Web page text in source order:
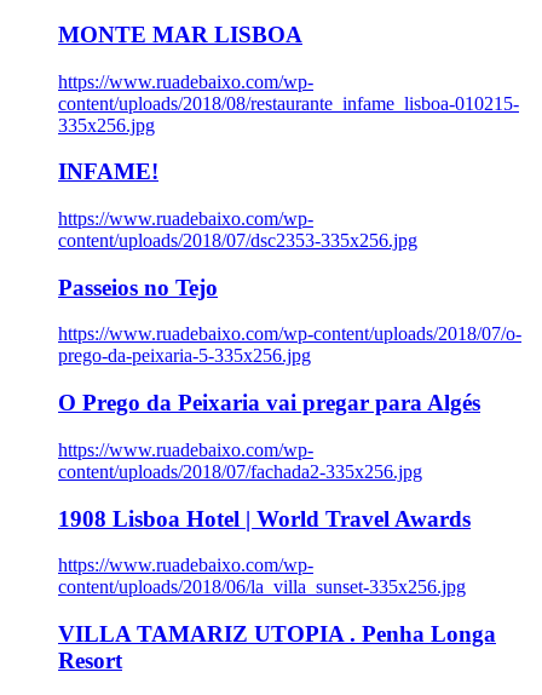
MONTE MAR LISBOA
https://www.ruadebaixo.com/wp-
content/uploads/2018/08/restaurante_infame_lisboa-010215-
335x256.jpg
INFAME!
https://www.ruadebaixo.com/wp-
content/uploads/2018/07/dsc2353-335x256.jpg
Passeios no Tejo
https://www.ruadebaixo.com/wp-content/uploads/2018/07/o-
prego-da-peixaria-5-335x256.jpg
O Prego da Peixaria vai pregar para Algés
https://www.ruadebaixo.com/wp-
content/uploads/2018/07/fachada2-335x256.jpg
1908 Lisboa Hotel | World Travel Awards
https://www.ruadebaixo.com/wp-
content/uploads/2018/06/la_villa_sunset-335x256.jpg
VILLA TAMARIZ UTOPIA . Penha Longa
Resort